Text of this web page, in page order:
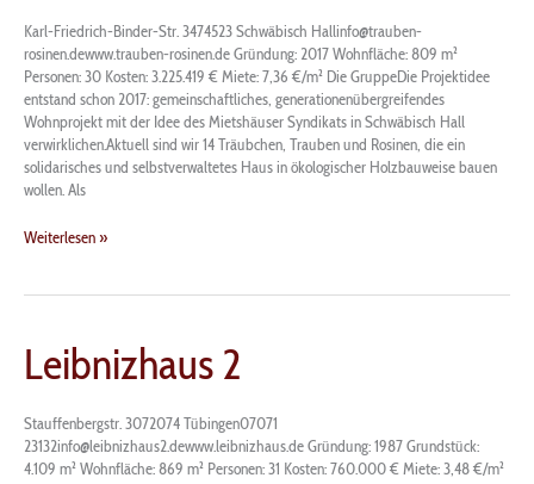
Karl-Friedrich-Binder-Str. 3474523 Schwäbisch Hallinfo@trauben-
rosinen.dewww.trauben-rosinen.de Gründung: 2017 Wohnfläche: 809 m²
Personen: 30 Kosten: 3.225.419 € Miete: 7,36 €/m² Die GruppeDie Projektidee
entstand schon 2017: gemeinschaftliches, generationenübergreifendes
Wohnprojekt mit der Idee des Mietshäuser Syndikats in Schwäbisch Hall
verwirklichen.Aktuell sind wir 14 Träubchen, Trauben und Rosinen, die ein
solidarisches und selbstverwaltetes Haus in ökologischer Holzbauweise bauen
wollen. Als
Weiterlesen »
Leibnizhaus 2
Stauffenbergstr. 3072074 Tübingen07071
23132info@leibnizhaus2.dewww.leibnizhaus.de Gründung: 1987 Grundstück:
4.109 m² Wohnfläche: 869 m² Personen: 31 Kosten: 760.000 € Miete: 3,48 €/m²
Leibnizhaus